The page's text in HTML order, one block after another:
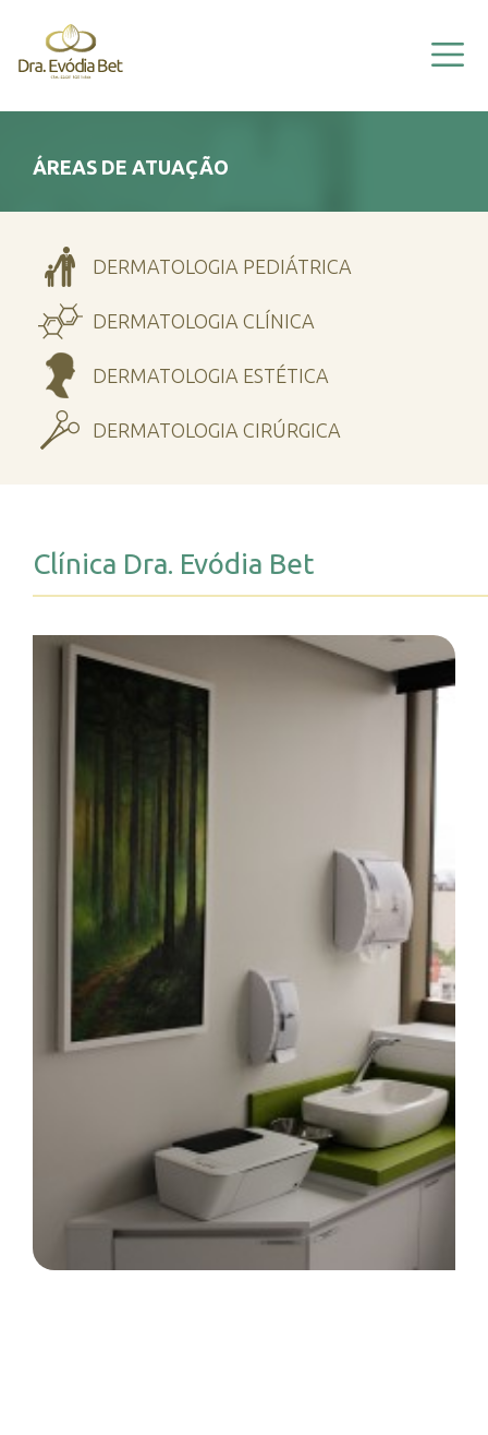
HOME
EVÓDIA BET
A CLÍNICA
CONTATO
ÁREAS DE ATUAÇÃO
DERMATOLOGIA PEDIÁTRICA
DERMATOLOGIA CLÍNICA
DERMATOLOGIA ESTÉTICA
DERMATOLOGIA CIRÚRGICA
Clínica Dra. Evódia Bet